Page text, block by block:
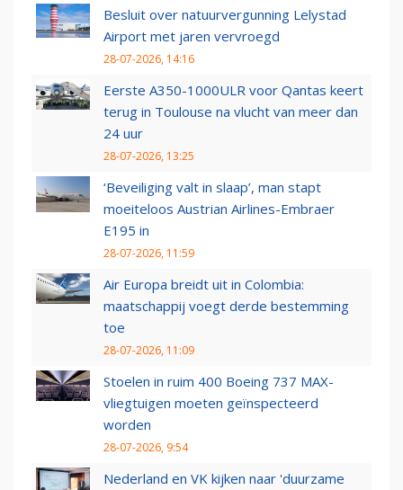
Besluit over natuurvergunning Lelystad
Airport met jaren vervroegd
28-07-2026, 14:16
Eerste A350-1000ULR voor Qantas keert
terug in Toulouse na vlucht van meer dan
24 uur
28-07-2026, 13:25
‘Beveiliging valt in slaap’, man stapt
moeiteloos Austrian Airlines-Embraer
E195 in
28-07-2026, 11:59
Air Europa breidt uit in Colombia:
maatschappij voegt derde bestemming
toe
28-07-2026, 11:09
Stoelen in ruim 400 Boeing 737 MAX-
vliegtuigen moeten geïnspecteerd
worden
28-07-2026, 9:54
Nederland en VK kijken naar 'duurzame